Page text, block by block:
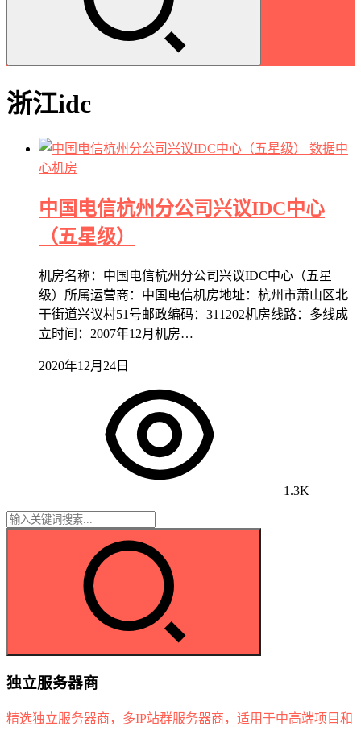
浙江idc
数据中
心机房
中国电信杭州分公司兴议IDC中心
（五星级）
机房名称：中国电信杭州分公司兴议IDC中心（五星
级）所属运营商：中国电信机房地址：杭州市萧山区北
干街道兴议村51号邮政编码：311202机房线路：多线成
立时间：2007年12月机房…
2020年12月24日
1.3K
独立服务器商
精选独立服务器商，多IP站群服务器商，适用于中高端项目和